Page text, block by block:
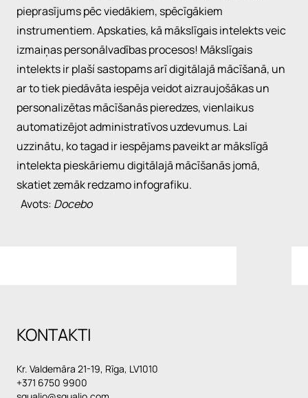
pieprasījums pēc viedākiem, spēcīgākiem
instrumentiem. Apskaties, kā mākslīgais intelekts veic
izmaiņaspersonālvadības procesos! Mākslīgais
intelekts ir plaší sastopams arī digitālajā mācīšanā, un
ar to tiek piedāvāta iespēja veidot aizraujošākas un
personalizētas mācīšanās pieredzes, vienlaikus
automatizējot administratīvos uzdevumus. Lai
uzzinātu, ko tagad ir iespējams paveikt ar mākslīgā
intelekta pieskāriemu digitālajā mācīšanās jomā,
skatiet zemāk redzamo infografiku.
Avots: Docebo
KONTAKTI
Kr. Valdemāra 21-19, Rīga, LV1010
+371 6750 9900